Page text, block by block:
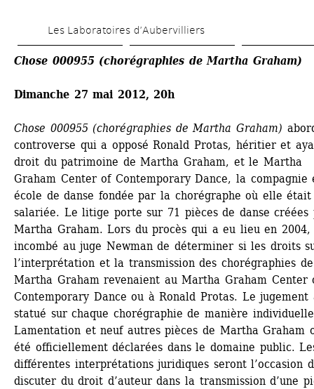
au
contenu
Les Laboratoires d’Aubervilliers
Chose 000955 (chorégraphies de Martha Graham)
Dimanche 27 mai 2012, 20h
Chose 000955 (chorégraphies de Martha Graham)
controverse qui a opposé Ronald Protas, héritier et
droit du patrimoine de Martha Graham, et le Martha
Graham Center of Contemporary Dance, la compagnie
école de danse fondée par la chorégraphe où elle était
salariée. Le litige porte sur 71 pièces de danse créées
Martha Graham. Lors du procès qui a eu lieu en
incombé au juge Newman de déterminer si les droits
l’interprétation et la transmission des chorégraphies de
Martha Graham revenaient au Martha Graham Center
Contemporary Dance ou à Ronald Protas. Le jugement
statué sur chaque chorégraphie de manière
Lamentation et neuf autres pièces de Martha Graham
été officiellement déclarées dans le domaine public.
différentes interprétations juridiques seront l’occasion
discuter du droit d’auteur dans la transmission d’une